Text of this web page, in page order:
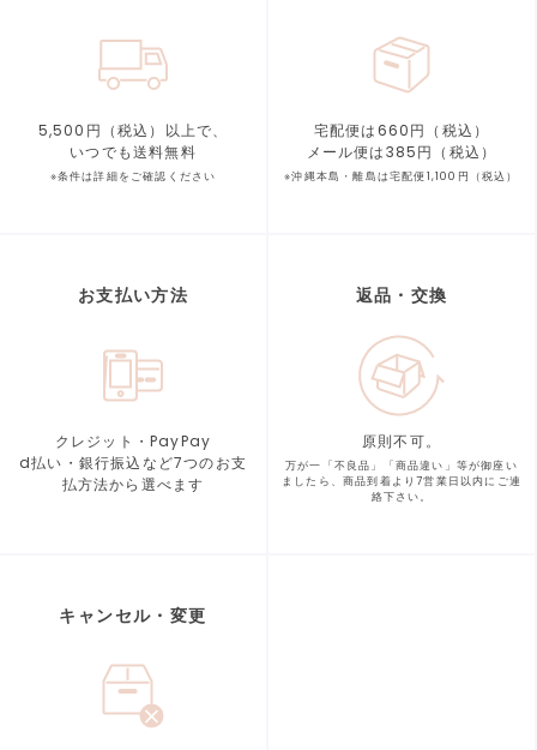
5,500円（税込）以上で、
いつでも送料無料
※条件は詳細をご確認ください
宅配便は660円（税込）
メール便は385円（税込）
※沖縄本島・離島は宅配便1,100円（税込）
お支払い方法
クレジット・PayPay
d払い・銀行振込など7つのお支
払方法から選べます
返品・交換
原則不可。
万が一「不良品」「商品違い」等が御座い
ましたら、商品到着より7営業日以内にご連
絡下さい。
キャンセル・変更